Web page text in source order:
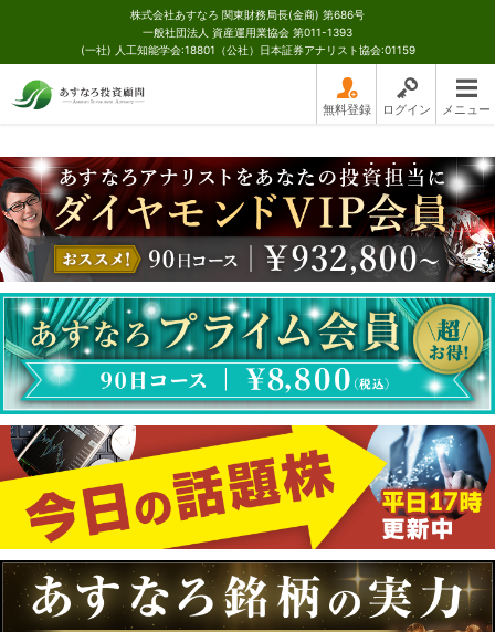
株式会社あすなろ 関東財務局長(金商) 第686号
一般社団法人 資産運用業協会 第011-1393
(一社) 人工知能学会:18801（公社）日本証券アナリスト協会:01159
無料登録 ログイン メニュー